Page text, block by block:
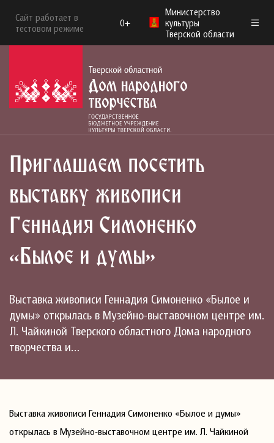
Сайт работает в
тестовом режиме
0+
Министерство
культуры
Тверской области
Приглашаем посетить
выставку живописи
Геннадия Симоненко
«Былое и думы»
Выставка живописи Геннадия Симоненко «Былое и
думы» открылась в Музейно-выставочном центре им.
Л. Чайкиной Тверского областного Дома народного
творчества и…
Выставка живописи Геннадия Симоненко «Былое и думы»
открылась в Музейно-выставочном центре им. Л. Чайкиной